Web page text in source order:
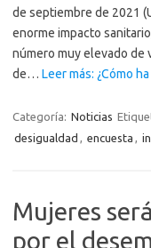
de septiembre de 2021
enorme impacto
número muy elevado de
de… Leer más: ¿Cómo
Categoría: Noticias
desigualdad , encuesta ,
Mujeres
por el